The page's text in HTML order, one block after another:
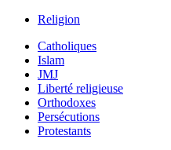
Religion
Catholiques
Islam
JMJ
Liberté religieuse
Orthodoxes
Persécutions
Protestants